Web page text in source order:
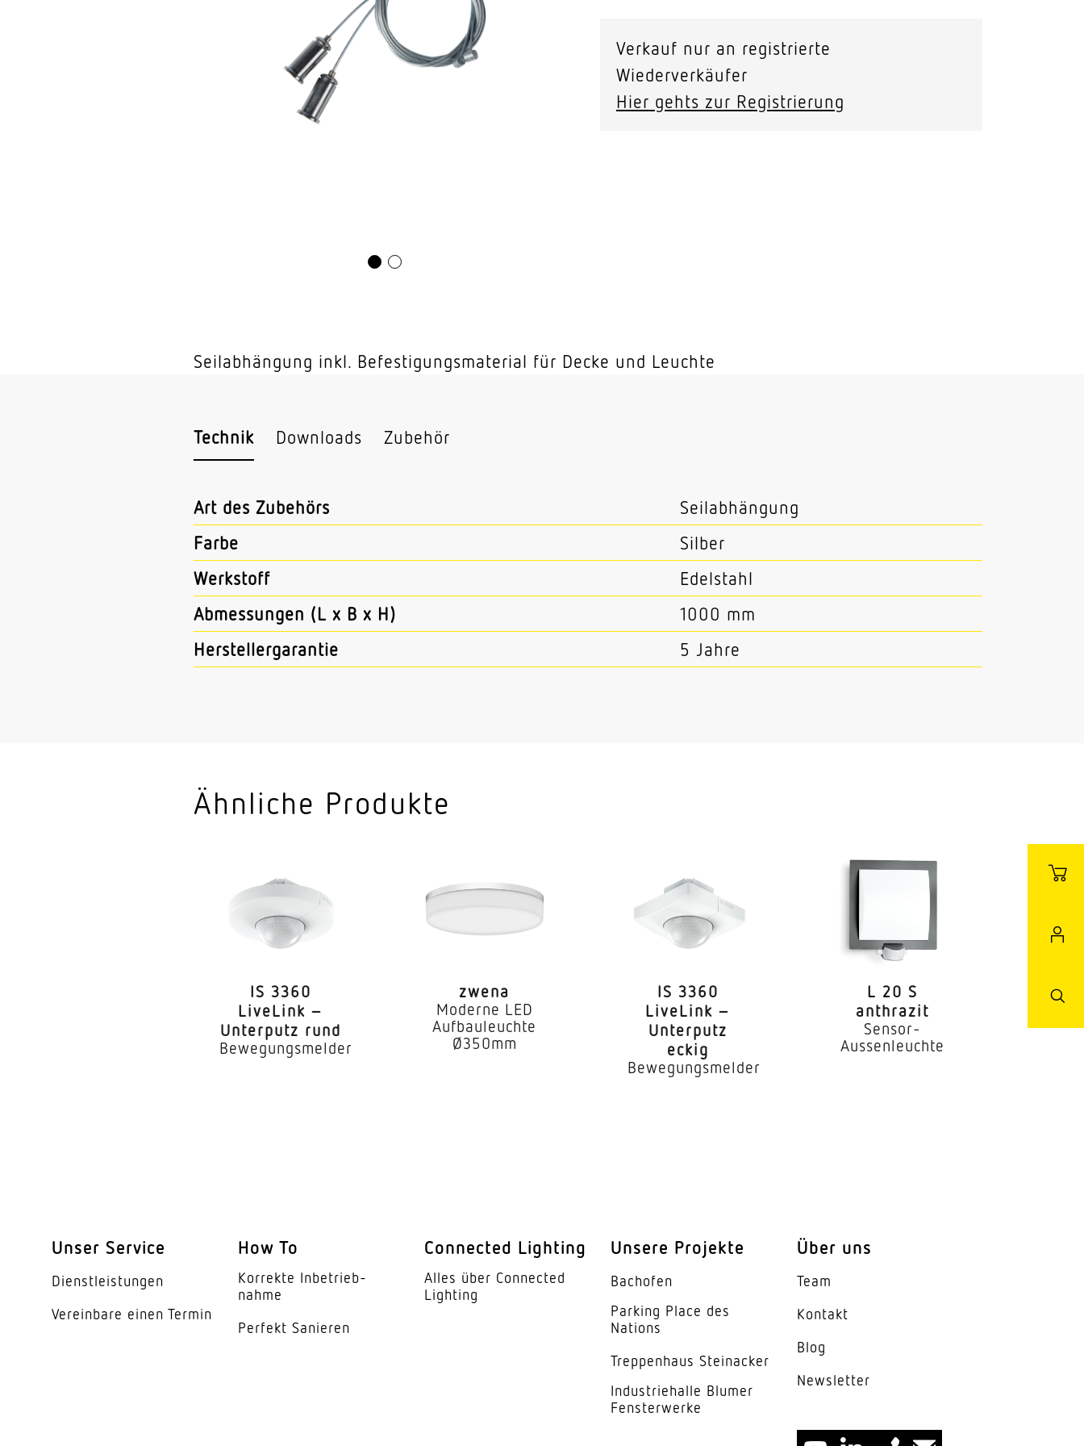
Wand­leuchten
System­kom­po­nenten Wand­leuchten
Set
Menge
Verkauf nur an registrierte
Wiederverkäufer
Hier gehts zur Registrierung
Seilabhängung inkl. Befestigungsmaterial für Decke und Leuchte
Technik Downloads Zubehör
Art des Zubehörs
Seilabhängung
Farbe
Silber
Werkstoff
Edelstahl
Abmessungen (L x B x H)
1000 mm
Herstellergarantie
5 Jahre
Ähnliche Produkte
IS 3360
LiveLink –
Unterputz rund
Bewegungsmelder
zwena
Moderne LED
Aufbauleuchte
Ø350mm
IS 3360
LiveLink –
Unterputz
eckig
Bewegungsmelder
L 20 S
anthrazit
Sensor-
Aussenleuchte
Unser Service
Dienst­leis­tungen
Vereinbare einen Termin
How To
Korrekte Inbe­trieb­
nahme
Perfekt Sanieren
Connected Lighting
Alles über Connected
Lighting
Unsere Projekte
Bachofen
Parking Place des
Nations
Trep­penhaus Steinacker
Indus­trie­halle Blumer
Fensterwerke
Über uns
Team
Kontakt
Blog
News­letter